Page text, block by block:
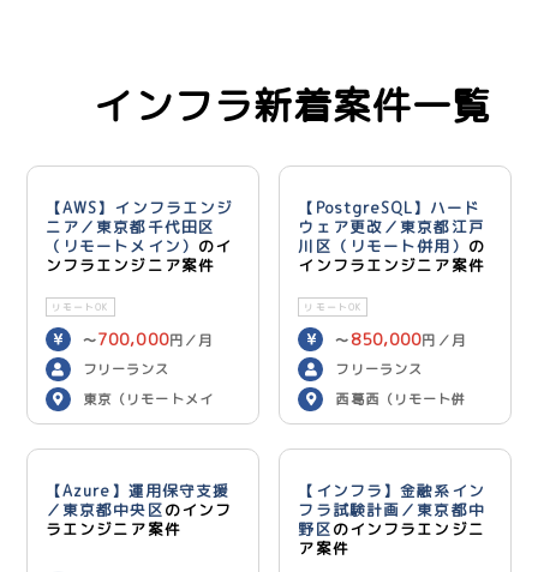
インフラ新着案件一覧
【AWS】インフラエンジ
ニア／東京都千代田区
（リモートメイン） のイ
ンフラエンジニア案件
リモートOK
〜700,000円／月
フリーランス
東京（リモートメイ
ン）
【PostgreSQL】ハード
ウェア更改／東京都江戸
川区（リモート併用） の
インフラエンジニア案件
リモートOK
〜 850,000円／月
フリーランス
西葛西（リモート併
用）
【Azure】運用保守支援
／東京都中央区のインフ
ラエンジニア案件
【インフラ】金融系イン
フラ試験計画／東京都中
野区のインフラエンジニ
ア案件